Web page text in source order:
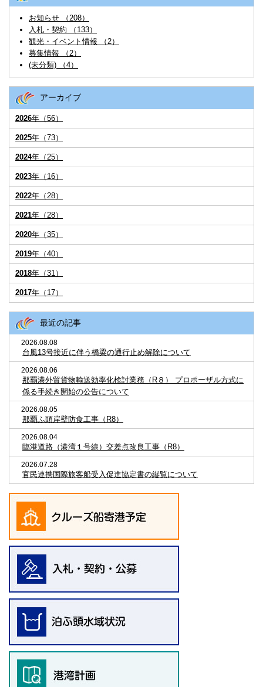
お知らせ （208）
入札・契約 （133）
観光・イベント情報 （2）
募集情報 （2）
(未分類) （4）
アーカイブ
2026年（56）
2025年（73）
2024年（25）
2023年（16）
2022年（28）
2021年（28）
2020年（35）
2019年（40）
2018年（31）
2017年（17）
最近の記事
2026.08.08
台風13号接近に伴う橋梁の通行止め解除について
2026.08.06
那覇港外貿貨物輸送効率化検討業務（R８） プロポーザル方式に
係る手続き開始の公告について
2026.08.05
那覇ふ頭岸壁防食工事（R8）
2026.08.04
臨港道路（港湾１号線）交差点改良工事（R8）
2026.07.28
官民連携国際旅客船受入促進協定書の縦覧について